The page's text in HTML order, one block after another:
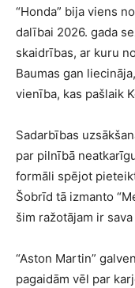
“Honda” bija viens
dalībai 2026. gada
skaidrības, ar kuru
Baumas gan
vienība, kas pašlaik
Sadarbības
par pilnībā
formāli spējot
Šobrīd tā izmanto
šim ražotājam ir
“Aston Martin”
pagaidām vēl par